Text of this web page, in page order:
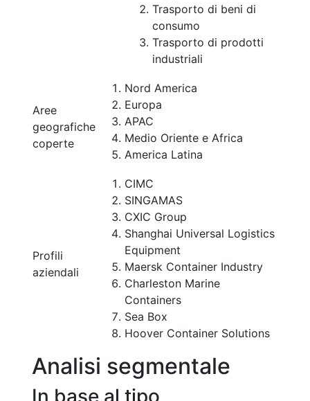
Trasporto di beni di
consumo
Trasporto di prodotti
industriali
Aree
geografiche
coperte
Nord America
Europa
APAC
Medio Oriente e Africa
America Latina
Profili
aziendali
CIMC
SINGAMAS
CXIC Group
Shanghai Universal Logistics
Equipment
Maersk Container Industry
Charleston Marine
Containers
Sea Box
Hoover Container Solutions
Analisi segmentale
In base al tipo